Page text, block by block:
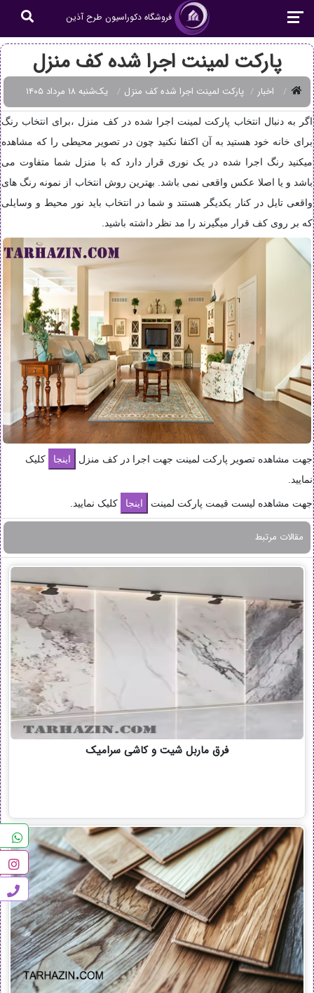
فروشگاه دکوراسیون طرح آذین
پارکت لمینت اجرا شده کف منزل
اخبار پارکت لمینت اجرا شده کف منزل یک‌شنبه ۱۸ مرداد ۱۴۰۵
اگر به دنبال انتخاب پارکت لمینت اجرا شده در کف منزل ،برای انتخاب رنگ
برای خانه خود هستید به آن اکتفا نکنید چون در تصویر محیطی را که مشاهده
میکنید رنگ اجرا شده در یک نوری قرار دارد که با منزل شما متفاوت می
باشد و یا اصلا عکس واقعی نمی باشد. بهترین روش انتخاب از نمونه رنگ های
واقعی تایل در کنار یکدیگر هستند و شما در انتخاب باید نور محیط و وسایلی
که بر روی کف قرار میگیرند را مد نظر داشته باشید.
جهت مشاهده تصویر پارکت لمینت جهت اجرا در کف منزل
کلیک
نمایید.
جهت مشاهده لیست قیمت پارکت لمینت کلیک نمایید.
مقالات مرتبط
فرق ماربل شیت و کاشی سرامیک